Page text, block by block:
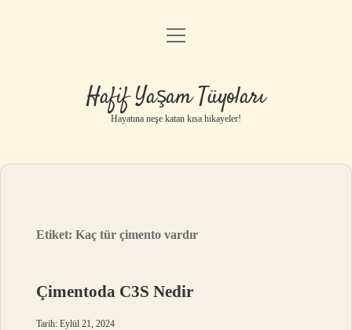
Anasayfa
Yasal Uyarı
menüyü
Hafif Yaşam Tüyoları
Hayatına neşe katan kısa hikayeler!
Etiket:Kaç tür çimento vardır
Çimentoda C3S Nedir
Tarih: Eylül 21, 2024